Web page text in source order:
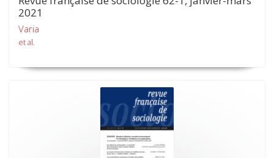
2021
Varia
et al.